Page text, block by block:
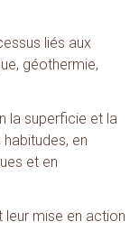
liés aux
géothermie,
la superficie et la
en
et en
leur mise en action